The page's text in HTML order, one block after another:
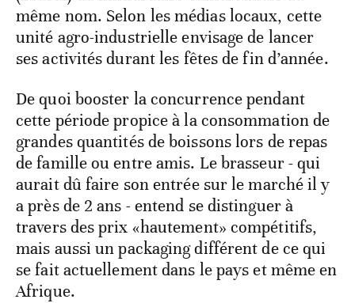
même nom. Selon les médias locaux, cette
unité agro-industrielle envisage de lancer
ses activités durant les fêtes de fin d’année.
De quoi booster la concurrence pendant
cette période propice à la consommation de
grandes quantités de boissons lors de repas
de famille ou entre amis. Le brasseur - qui
aurait dû faire son entrée sur le marché il y
a près de 2 ans - entend se distinguer à
travers des prix «hautement» compétitifs,
mais aussi un packaging différent de ce qui
se fait actuellement dans le pays et même en
Afrique.